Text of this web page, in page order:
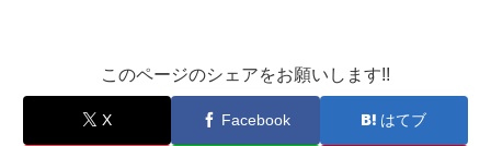
このページのシェアをお願いします!!
X Facebook はてブ